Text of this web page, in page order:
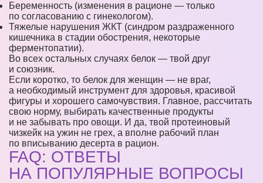
Беременность (изменения в рационе — только
по согласованию с гинекологом).
Тяжелые нарушения ЖКТ (синдром раздраженного
кишечника в стадии обострения, некоторые
ферментопатии).
Во всех остальных случаях белок — твой друг
и союзник.
Если коротко, то белок для женщин — не враг,
а необходимый инструмент для здоровья, красивой
фигуры и хорошего самочувствия. Главное, рассчитать
свою норму, выбирать качественные продукты
и не забывать про овощи. И да, твой протеиновый
чизкейк на ужин не грех, а вполне рабочий план
по вписыванию десерта в рацион.
FAQ: ОТВЕТЫ
НА ПОПУЛЯРНЫЕ ВОПРОСЫ